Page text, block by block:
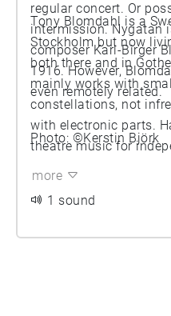
regular concert. Or
intermission. Nygatan
composer Karl-Birger
1916. However,
even remotely related.
Tony Blomdahl is a
Stockholm but now
both there and in
mainly works with
constellations, not
with electronic parts.
theatre music for
Gothenburg as well as
released on several
Photo: ©Kerstin Björk
more
1 sound